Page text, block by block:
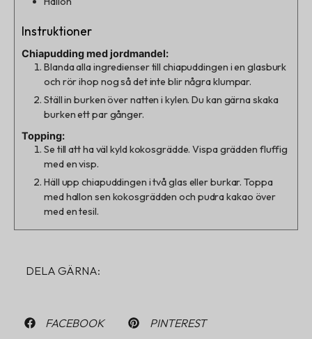
Instruktioner
Chiapudding med jordmandel:
Blanda alla ingredienser till chiapuddingen i en glasburk
och rör ihop nog så det inte blir några klumpar.
Ställ in burken över natten i kylen. Du kan gärna skaka
burken ett par gånger.
Topping:
Se till att ha väl kyld kokosgrädde. Vispa grädden fluffig
med en visp.
Häll upp chiapuddingen i två glas eller burkar. Toppa
med hallon sen kokosgrädden och pudra kakao över
med en tesil.
DELA GÄRNA:
FACEBOOK PINTEREST